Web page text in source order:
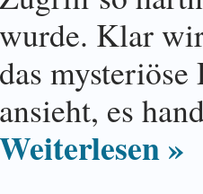
wurde. Klar
das
ansieht, es
Weiterlesen »